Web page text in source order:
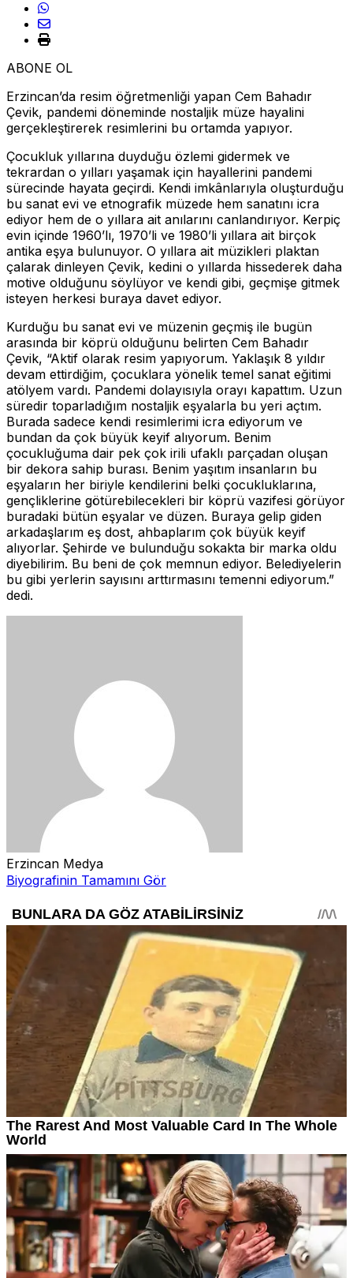
ABONE OL
Erzincan’da resim öğretmenliği yapan Cem Bahadır
Çevik, pandemi döneminde nostaljik müze hayalini
gerçekleştirerek resimlerini bu ortamda yapıyor.
Çocukluk yıllarına duyduğu özlemi gidermek ve
tekrardan o yılları yaşamak için hayallerini pandemi
sürecinde hayata geçirdi. Kendi imkânlarıyla oluşturduğu
bu sanat evi ve etnografik müzede hem sanatını icra
ediyor hem de o yıllara ait anılarını canlandırıyor. Kerpiç
evin içinde 1960’lı, 1970’li ve 1980’li yıllara ait birçok
antika eşya bulunuyor. O yıllara ait müzikleri plaktan
çalarak dinleyen Çevik, kedini o yıllarda hissederek daha
motive olduğunu söylüyor ve kendi gibi, geçmişe gitmek
isteyen herkesi buraya davet ediyor.
Kurduğu bu sanat evi ve müzenin geçmiş ile bugün
arasında bir köprü olduğunu belirten Cem Bahadır
Çevik, “Aktif olarak resim yapıyorum. Yaklaşık 8 yıldır
devam ettirdiğim, çocuklara yönelik temel sanat eğitimi
atölyem vardı. Pandemi dolayısıyla orayı kapattım. Uzun
süredir toparladığım nostaljik eşyalarla bu yeri açtım.
Burada sadece kendi resimlerimi icra ediyorum ve
bundan da çok büyük keyif alıyorum. Benim
çocukluğuma dair pek çok irili ufaklı parçadan oluşan
bir dekora sahip burası. Benim yaşıtım insanların bu
eşyaların her biriyle kendilerini belki çocukluklarına,
gençliklerine götürebilecekleri bir köprü vazifesi görüyor
buradaki bütün eşyalar ve düzen. Buraya gelip giden
arkadaşlarım eş dost, ahbaplarım çok büyük keyif
alıyorlar. Şehirde ve bulunduğu sokakta bir marka oldu
diyebilirim. Bu beni de çok memnun ediyor. Belediyelerin
bu gibi yerlerin sayısını arttırmasını temenni ediyorum.”
dedi.
Erzincan Medya
Biyografinin Tamamını Gör